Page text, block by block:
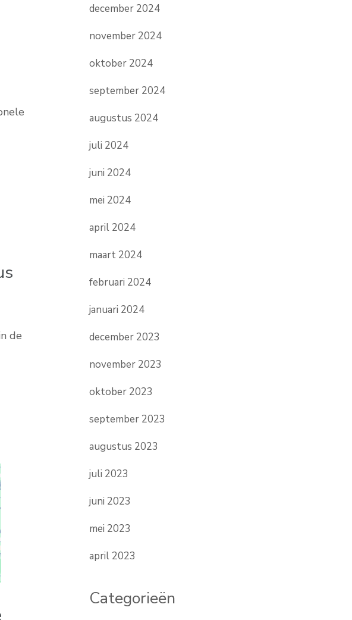
de
december 2024
november 2024
oktober 2024
september 2024
augustus 2024
juli 2024
juni 2024
mei 2024
april 2024
maart 2024
februari 2024
januari 2024
december 2023
november 2023
oktober 2023
september 2023
augustus 2023
juli 2023
juni 2023
mei 2023
april 2023
Categorieën